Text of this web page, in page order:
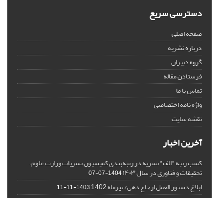
دسترسی سریع
صفحه اصلی
درباره نشریه
گروه دبیران
فرستادن مقاله
تماس با ما
واژه نامه اختصاصی
نقشه سایت
آخرین اخبار
کسب رتبه "الف" نشریه در رتبه‌بندی کمیسیون نشریات وزارت علوم،
تحقیقات و فناوری در سال ۱۴۰۳ 1404-07-07
ابلاغ دستور العمل ارجاع دهی/ تیرماه 1402 1403-11-11